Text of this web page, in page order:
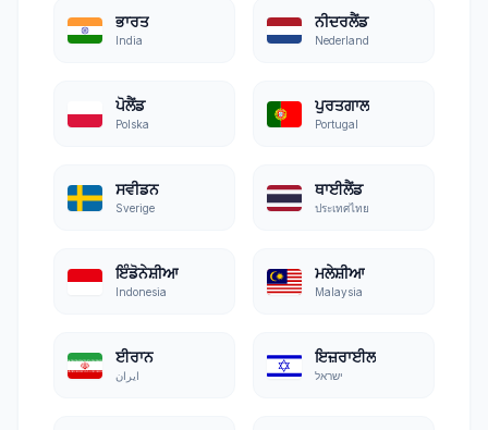
ਭਾਰਤ
India
ਨੀਦਰਲੈਂਡ
Nederland
ਪੋਲੈਂਡ
Polska
ਪੁਰਤਗਾਲ
Portugal
ਸਵੀਡਨ
Sverige
ਥਾਈਲੈਂਡ
ประเทศไทย
ਇੰਡੋਨੇਸ਼ੀਆ
Indonesia
ਮਲੇਸ਼ੀਆ
Malaysia
ਈਰਾਨ
ایران
ਇਜ਼ਰਾਈਲ
ישראל